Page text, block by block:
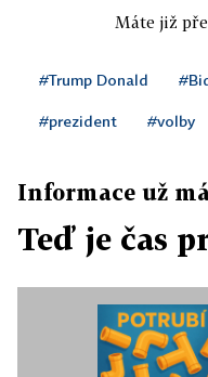
Máte již
#Trump Donald
#prezident #volby
Informace už
Teď je čas